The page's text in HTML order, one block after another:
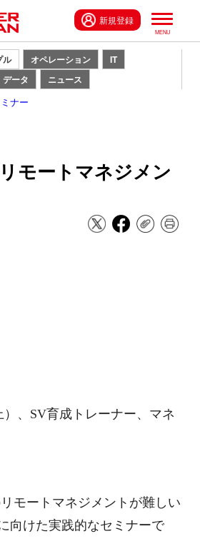
新規登録
ル オペレーション
IT
データ ニュース
ナー
モートマネジメン
）、SV育成トレーナー、マネ
モートマネジメントが難しい
向けた実践的なセミナーで